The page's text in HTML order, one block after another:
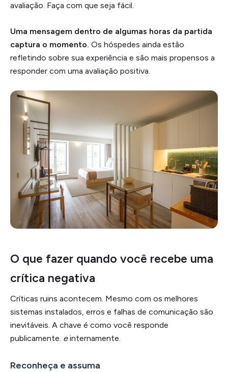
avaliação. Faça com que seja fácil.
Uma mensagem dentro de algumas horas da partida
captura o momento. Os hóspedes ainda estão
refletindo sobre sua experiência e são mais propensos a
responder com uma avaliação positiva.
O que fazer quando você recebe uma
crítica negativa
Críticas ruins acontecem. Mesmo com os melhores
sistemas instalados, erros e falhas de comunicação são
inevitáveis. A chave é como você responde
publicamente. einternamente.
Reconheça e assuma